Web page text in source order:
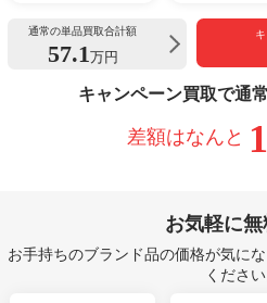
通常の単品買取合計額
57.1 万円
キャンペーン買取で通
差額はなんと
お気軽に
お手持ちのブランド品の価格が気に
ください